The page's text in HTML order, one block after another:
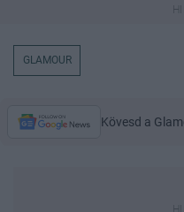
GLAMOUR
Kövesd a